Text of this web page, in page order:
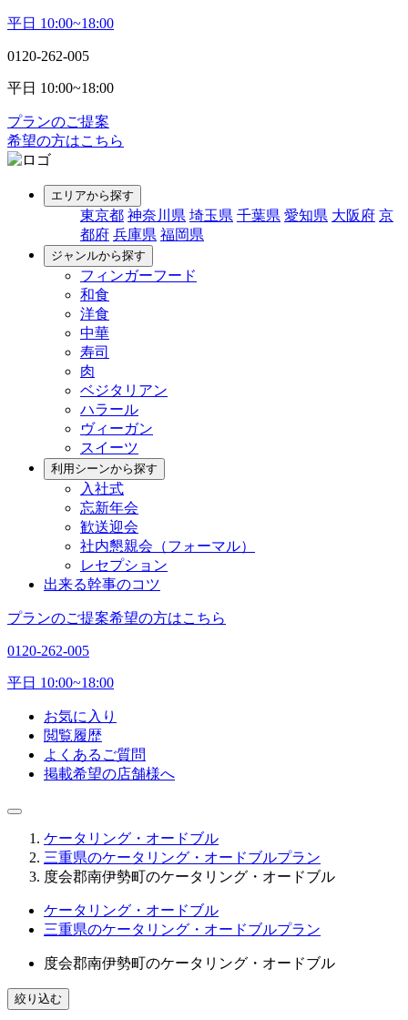
平日 10:00~18:00
0120-262-005
平日 10:00~18:00
プランのご提案
希望の方はこちら
エリアから探す
東京都 神奈川県 埼玉県 千葉県 愛知県 大阪府 京
都府 兵庫県 福岡県
ジャンルから探す
フィンガーフード
和食
洋食
中華
寿司
肉
ベジタリアン
ハラール
ヴィーガン
スイーツ
利用シーンから探す
入社式
忘新年会
歓送迎会
社内懇親会（フォーマル）
レセプション
出来る幹事のコツ
プランのご提案希望の方はこちら
0120-262-005
平日 10:00~18:00
お気に入り
閲覧履歴
よくあるご質問
掲載希望の店舗様へ
ケータリング・オードブル
三重県のケータリング・オードブルプラン
度会郡南伊勢町のケータリング・オードブル
ケータリング・オードブル
三重県のケータリング・オードブルプラン
度会郡南伊勢町のケータリング・オードブル
絞り込む